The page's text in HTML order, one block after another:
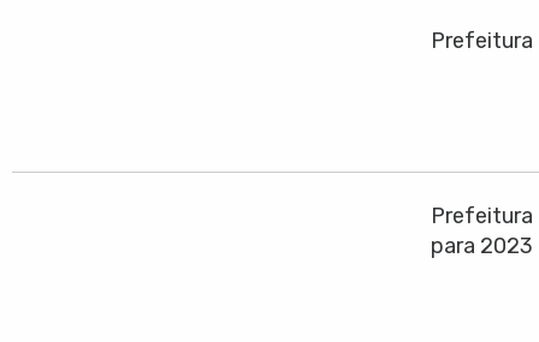
Prefeitura
Prefeitura
para 2023